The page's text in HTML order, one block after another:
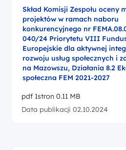
Skład Komisji Zespołu oceny
projektów w ramach naboru
konkurencyjnego nr
040/24 Priorytetu VIII
Europejskie dla aktywnej
rozwoju usług społecznych i
na Mazowszu, Działania 8.2
społeczna FEM 2021-2027
pdf 1stron 0.11 MB
Data publikacji 02.10.2024